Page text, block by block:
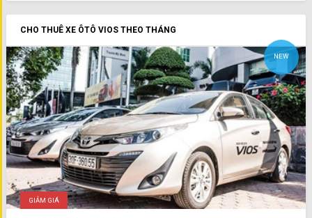
CHO THUÊ XE ÔTÔ VIOS THEO THÁNG
NEW
GIẢM GIÁ